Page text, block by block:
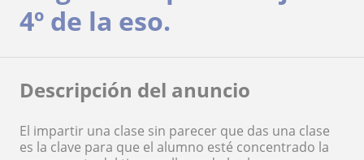
4º de la eso.
Descripción del anuncio
El impartir una clase sin parecer que das una clase
es la clave para que el alumno esté concentrado la